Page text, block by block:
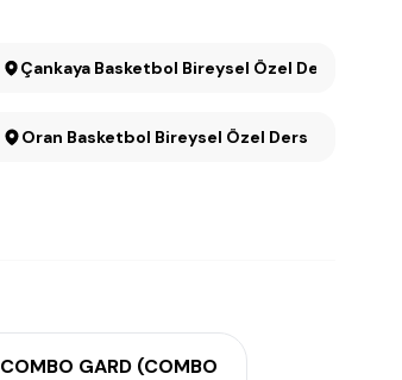
Çankaya Basketbol Bireysel Özel Ders
Oran Basketbol Bireysel Özel Ders
COMBO GARD (COMBO